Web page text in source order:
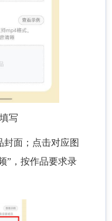
写
封面；点击对应图
”，按作品要求录